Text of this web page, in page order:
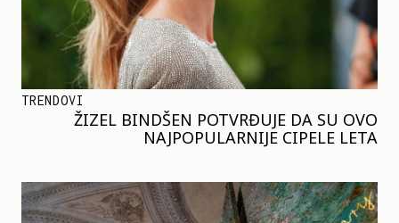
TRENDOVI
ŽIZEL BINDŠEN POTVRĐUJE DA SU OVO
NAJPOPULARNIJE CIPELE LETA